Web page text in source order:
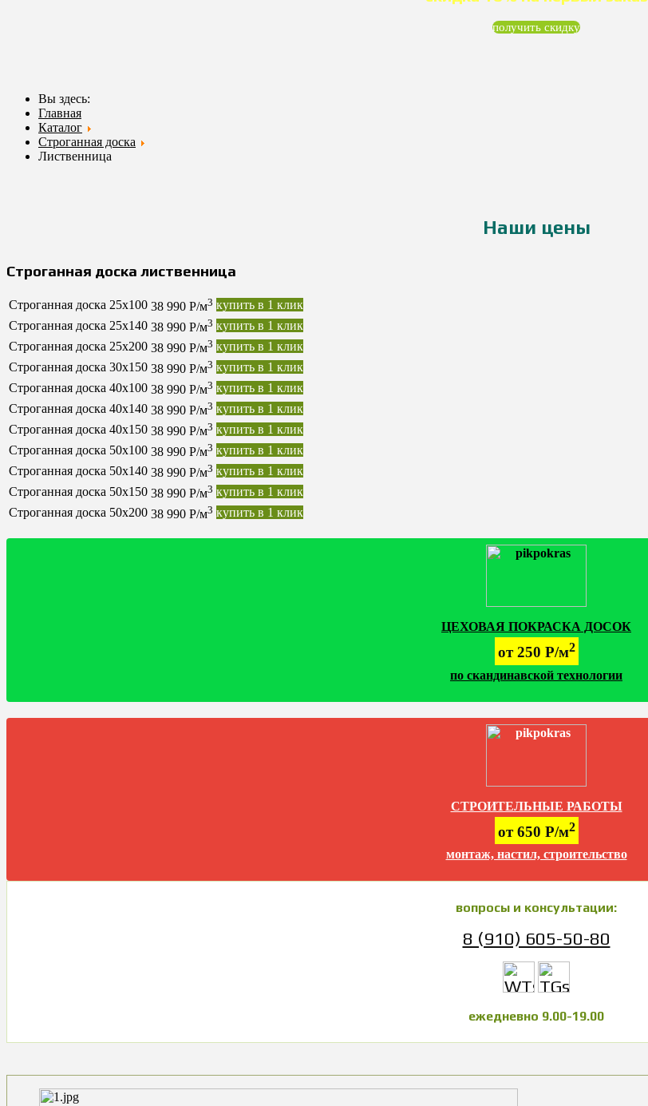
получить скидку
Вы здесь:
Главная
Каталог
Строганная доска
Лиственница
Наши цены
Строганная доска лиственница
Строганная доска 25х100 38 990 Р/м3 купить в 1 клик
Строганная доска 25х140 38 990 Р/м3 купить в 1 клик
Строганная доска 25х200 38 990 Р/м3 купить в 1 клик
Строганная доска 30х150 38 990 Р/м3 купить в 1 клик
Строганная доска 40х100 38 990 Р/м3 купить в 1 клик
Строганная доска 40х140 38 990 Р/м3 купить в 1 клик
Строганная доска 40х150 38 990 Р/м3 купить в 1 клик
Строганная доска 50х100 38 990 Р/м3 купить в 1 клик
Строганная доска 50х140 38 990 Р/м3 купить в 1 клик
Строганная доска 50х150 38 990 Р/м3 купить в 1 клик
Строганная доска 50х200 38 990 Р/м3 купить в 1 клик
ЦЕХОВАЯ ПОКРАСКА ДОСОК
от 250 Р/м2
по скандинавской технологии
СТРОИТЕЛЬНЫЕ РАБОТЫ
от 650 Р/м2
монтаж, настил, строительство
вопросы и консультации:
8 (910) 605-50-80
ежедневно 9.00-19.00